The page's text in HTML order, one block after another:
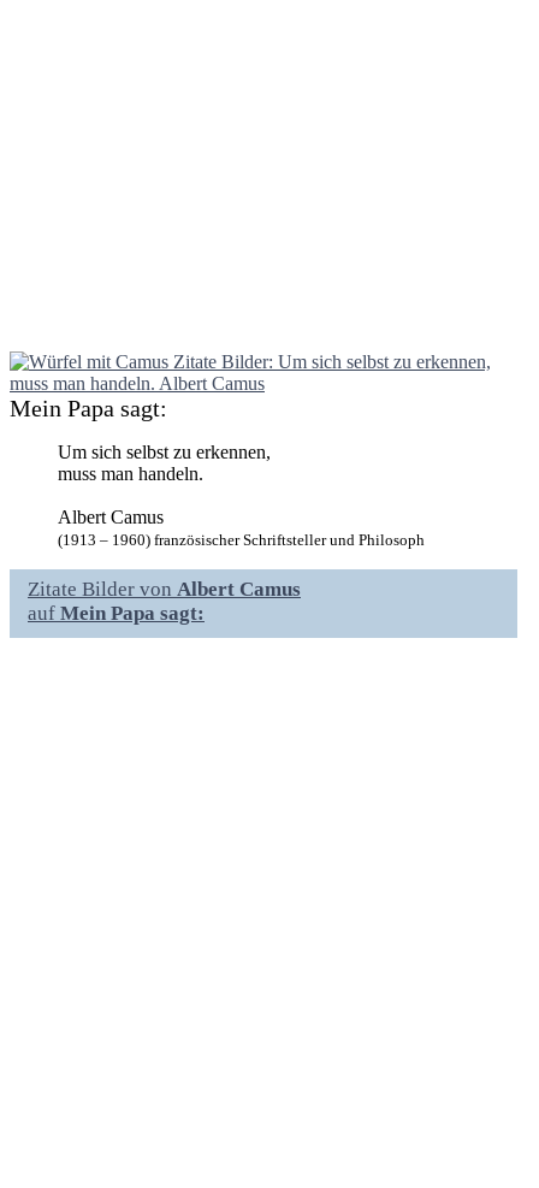
Mein Papa sagt:
Um sich selbst zu erkennen,
muss man handeln.
Albert Camus
(1913 – 1960) französischer Schriftsteller und Philosoph
Zitate Bilder von Albert Camus
auf Mein Papa sagt: